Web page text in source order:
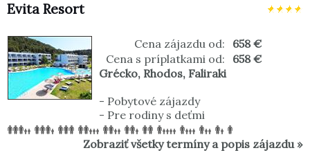
Evita Resort
Cena zájazdu od:
658 €
Cena s príplatkami od:
658 €
Grécko, Rhodos, Faliraki
- Pobytové zájazdy
- Pre rodiny s deťmi
Zobraziť všetky termíny a popis zájazdu »